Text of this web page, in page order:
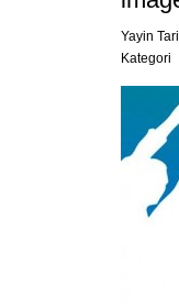
Yayin
Kategori